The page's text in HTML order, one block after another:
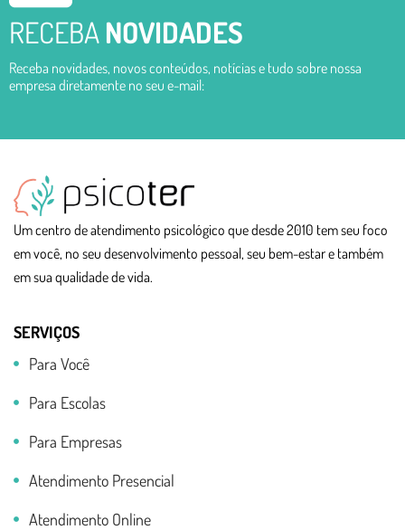
RECEBANOVIDADES
Receba novidades, novos conteúdos, notícias e tudo sobre nossa
empresa diretamente no seu e-mail:
Um centro de atendimento psicológico que desde 2010 tem seu foco
em você, no seu desenvolvimento pessoal, seu bem-estar e também
em sua qualidade de vida.
SERVIÇOS
Para Você
Para Escolas
Para Empresas
Atendimento Presencial
Atendimento Online